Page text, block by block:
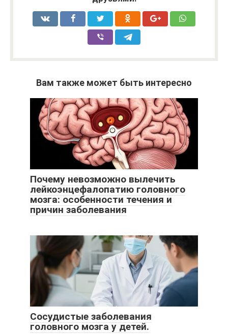
Вам также может быть интересно
Почему невозможно вылечить
лейкоэнцефалопатию головного
мозга: особенности течения и
причин заболевания
Сосудистые заболевания
головного мозга у детей.